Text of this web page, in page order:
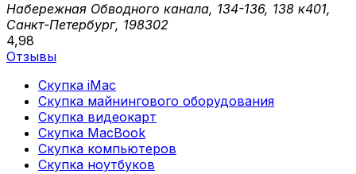
Набережная Обводного канала, 134-136, 138 к401,
Санкт-Петербург, 198302
4,98
Отзывы
Скупка iMac
Скупка майнингового оборудования
Скупка видеокарт
Скупка MacBook
Скупка компьютеров
Скупка ноутбуков